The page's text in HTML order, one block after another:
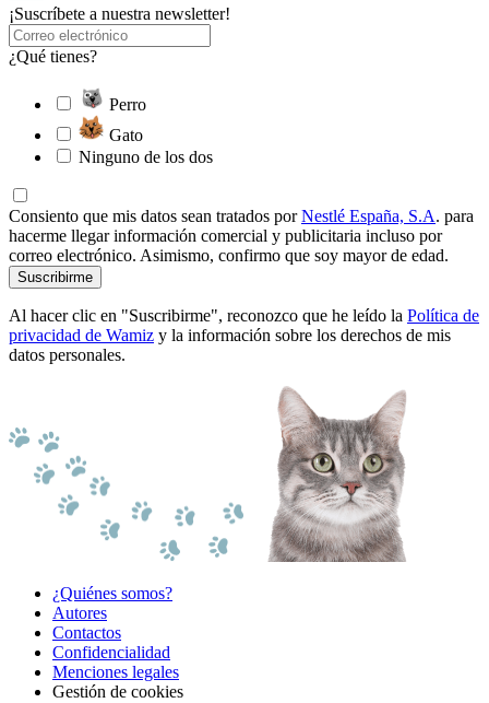
¡Suscríbete a nuestra newsletter!
¿Qué tienes?
Perro
Gato
Ninguno de los dos
Consiento que mis datos sean tratados porNestlé España, S.A. para
hacerme llegar información comercial y publicitaria incluso por
correo electrónico. Asimismo, confirmo que soy mayor de edad.
Suscribirme
Al hacer clic en "Suscribirme", reconozco que he leído la Política de
privacidad de Wamiz y la información sobre los derechos de mis
datos personales.
¿Quiénes somos?
Autores
Contactos
Confidencialidad
Menciones legales
Gestión de cookies